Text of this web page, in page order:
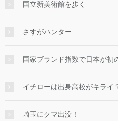
国立新美術館を歩く
さすがハンター
国家ブランド指数で日本が初
イチローは出身高校がキライ
埼玉にクマ出没！